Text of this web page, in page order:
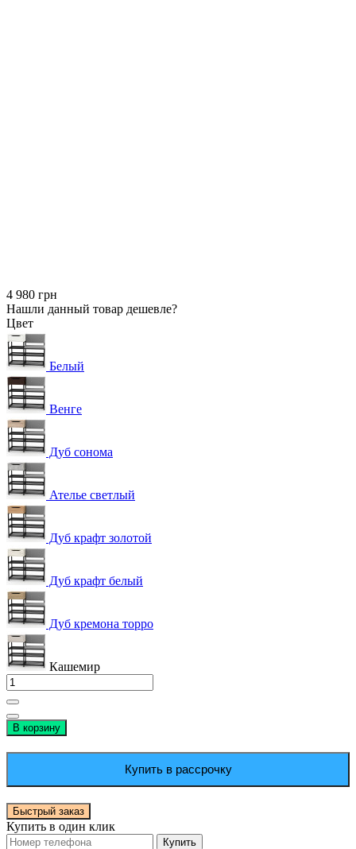
4 980 грн
Нашли данный товар дешевле?
Цвет
Белый
Венге
Дуб сонома
Ателье светлый
Дуб крафт золотой
Дуб крафт белый
Дуб кремона торро
Кашемир
В корзину
Купить в рассрочку
Быстрый заказ
Купить в один клик
Купить